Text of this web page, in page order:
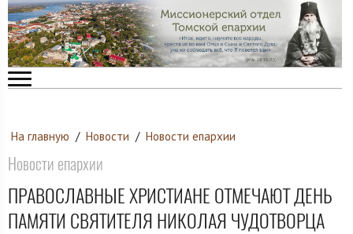
На главную / Новости / Новости епархии
Новости епархии
ПРАВОСЛАВНЫЕ ХРИСТИАНЕ ОТМЕЧАЮТ ДЕНЬ
ПАМЯТИ СВЯТИТЕЛЯ НИКОЛАЯ ЧУДОТВОРЦА